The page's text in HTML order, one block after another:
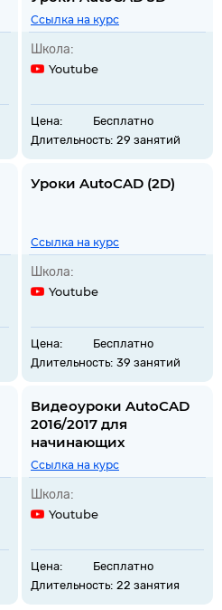
Ссылка на курс
Школа:
Youtube
Цена:
Бесплатно
Длительность: 29 занятий
Уроки AutoCAD (2D)
Ссылка на курс
Школа:
Youtube
Цена:
Бесплатно
Длительность: 39 занятий
Видеоуроки AutoCAD
2016/2017 для
начинающих
Ссылка на курс
Школа:
Youtube
Цена:
Бесплатно
Длительность: 22 занятия